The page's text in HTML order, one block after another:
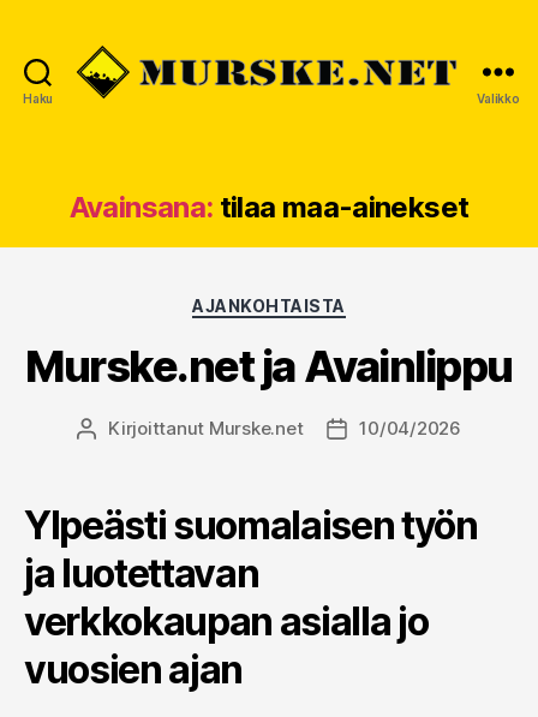
Haku Valikko
Avainsana: tilaa maa-ainekset
Kategoriat
AJANKOHTAISTA
Murske.net ja Avainlippu
Kirjoittaja
Kirjoittanut Murske.net Julkaisupäivämäärä
10/04/2026
Ylpeästi suomalaisen työn
ja luotettavan
verkkokaupan asialla jo
vuosien ajan